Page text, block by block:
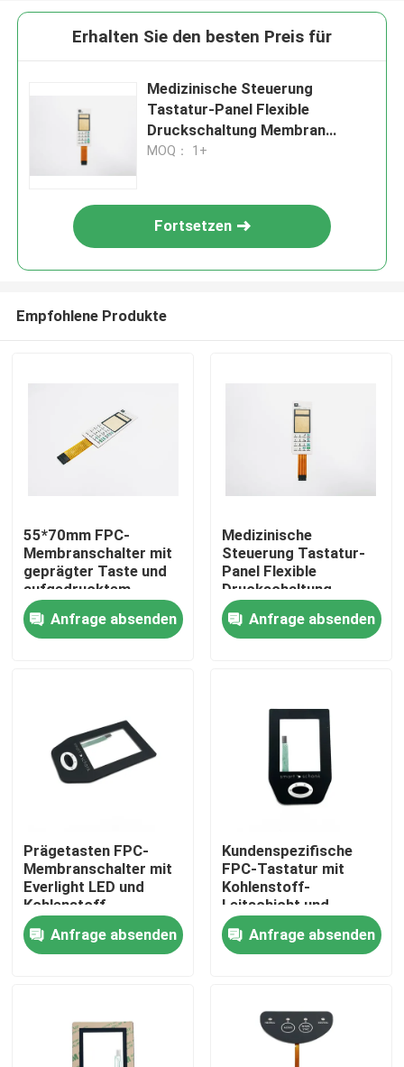
Startseite
Produkte
Über uns
Qualitätskontrolle
Kontakt
Membranschalter-Platte
Erhalten Sie den besten Preis für
Medizinische Steuerung
Tastatur-Panel Flexible
Druckschaltung Membran
Schalter mit gedrucktem
MOQ： 1+
Fortsetzen
Empfohlene Produkte
55*70mm FPC-
Membranschalter mit
geprägter Taste und
aufgedrucktem
Silberleiter
Anfrage absenden
Medizinische
Steuerung Tastatur-
Panel Flexible
Druckschaltung
Membran Schalter mit
gedrucktem
Silberleiter
Anfrage absenden
Prägetasten FPC-
Membranschalter mit
Everlight LED und
Kohlenstoff-
Leitschicht
Anfrage absenden
Kundenspezifische
FPC-Tastatur mit
Kohlenstoff-
Leitschicht und
Polsterprägung
Anfrage absenden